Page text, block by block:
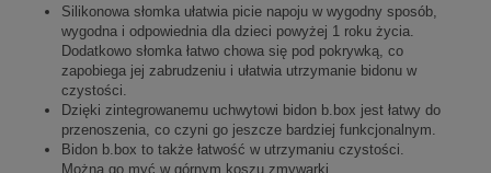
Silikonowa słomka ułatwia picie napoju w wygodny sposób,
wygodna i odpowiednia dla dzieci powyżej 1 roku życia.
Dodatkowo słomka łatwo chowa się pod pokrywką, co
zapobiega jej zabrudzeniu i ułatwia utrzymanie bidonu w
czystości.
Dzięki zintegrowanemu uchwytowi bidon b.box jest łatwy do
przenoszenia, co czyni go jeszcze bardziej funkcjonalnym.
Bidon b.box to także łatwość w utrzymaniu czystości.
Można go myć w górnym koszu zmywarki.